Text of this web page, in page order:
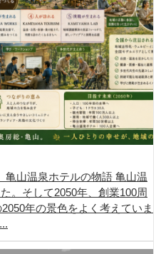
亀山温泉ホテルの物語 亀山温
。そして2050年、創業100周
年の景色をよく考えていま